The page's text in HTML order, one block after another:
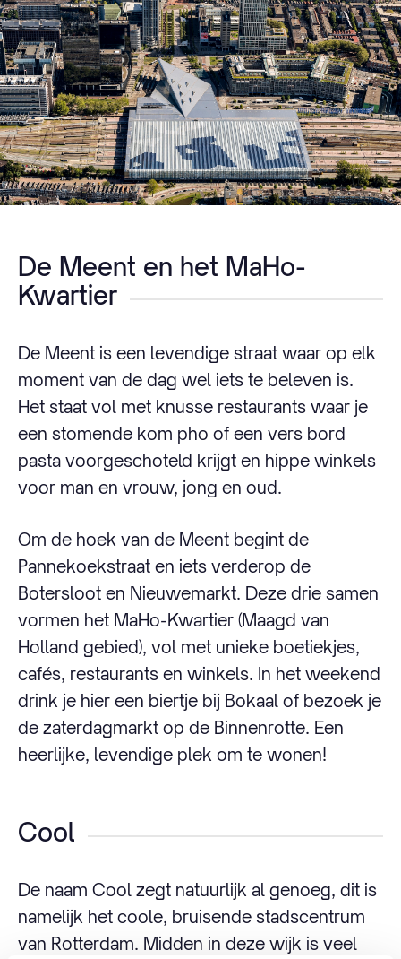
De Meent en het MaHo-
Kwartier
De Meent is een levendige straat waar op elk
moment van de dag wel iets te beleven is.
Het staat vol met knusse restaurants waar je
een stomende kom pho of een vers bord
pasta voorgeschoteld krijgt en hippe winkels
voor man en vrouw, jong en oud.
Om de hoek van de Meent begint de
Pannekoekstraat en iets verderop de
Botersloot en Nieuwemarkt. Deze drie samen
vormen het MaHo-Kwartier (Maagd van
Holland gebied), vol met unieke boetiekjes,
cafés, restaurants en winkels. In het weekend
drink je hier een biertje bij Bokaal of bezoek je
de zaterdagmarkt op de Binnenrotte. Een
heerlijke, levendige plek om te wonen!
Cool
De naam Cool zegt natuurlijk al genoeg, dit is
namelijk het coole, bruisende stadscentrum
van Rotterdam. Midden in deze wijk is veel